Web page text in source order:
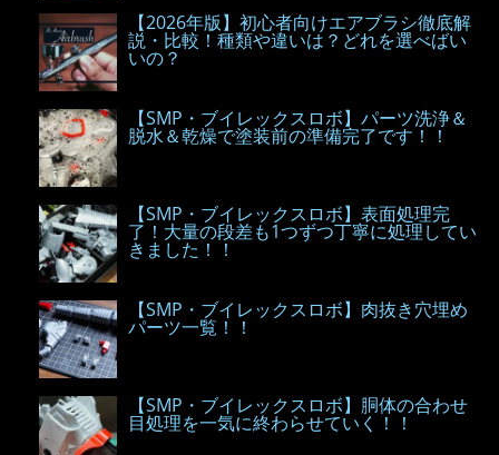
【2026年版】初心者向けエアブラシ徹底解
説・比較！種類や違いは？どれを選べばい
いの？
【SMP・ブイレックスロボ】パーツ洗浄＆
脱水＆乾燥で塗装前の準備完了です！！
【SMP・ブイレックスロボ】表面処理完
了！大量の段差も1つずつ丁寧に処理してい
きました！！
【SMP・ブイレックスロボ】肉抜き穴埋め
パーツ一覧！！
【SMP・ブイレックスロボ】胴体の合わせ
目処理を一気に終わらせていく！！